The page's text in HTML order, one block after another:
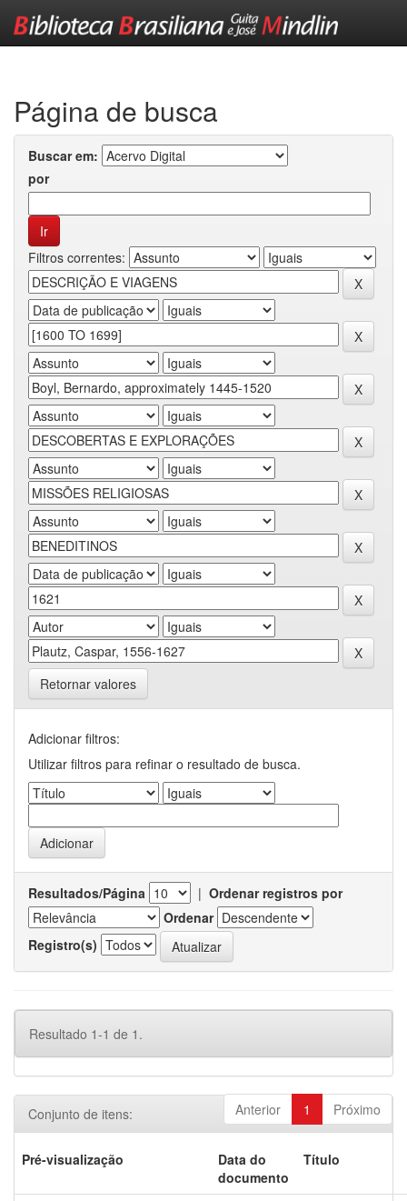
Página de busca
Buscar em:
por
Filtros correntes:
Retornar valores
Adicionar filtros:
Utilizar filtros para refinar o resultado de busca.
Resultados/Página | Ordenar registros por
Ordenar
Registro(s)
Resultado 1-1 de 1.
Anterior 1 Próximo
Conjunto de itens:
Pré-visualização
Data do
documento
Título